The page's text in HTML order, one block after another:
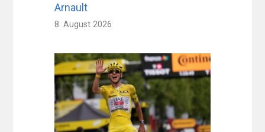
Arnault
8. August 2026